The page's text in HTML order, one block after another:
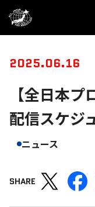
2025.06.16
【全日本
配信スケジ
ニュース
SHARE